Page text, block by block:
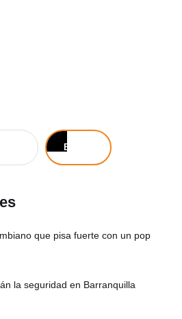
Buscar
que pisa fuerte con un pop
la seguridad en Barranquilla